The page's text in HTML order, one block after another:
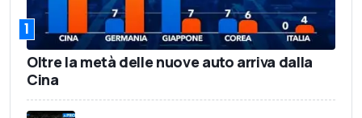
1
Oltre la metà delle nuove auto arriva dalla
Cina